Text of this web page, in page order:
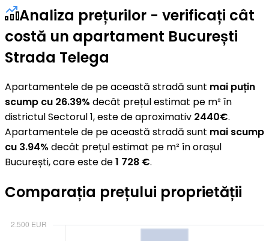
Analiza prețurilor - verificați cât
costă un apartament București
Strada Telega
Apartamentele de pe această stradă sunt mai puțin
scump cu 26.39% decât prețul estimat pe m² în
districtul Sectorul 1, este de aproximativ 2440€.
Apartamentele de pe această stradă sunt mai scump
cu 3.94% decât prețul estimat pe m² în orașul
București, care este de1 728 €.
Comparația prețului proprietății